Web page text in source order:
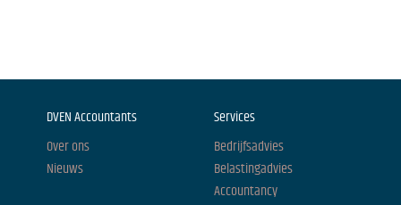
DVEN Accountants
Over ons
Nieuws
Services
Bedrijfsadvies
Belastingadvies
Accountancy